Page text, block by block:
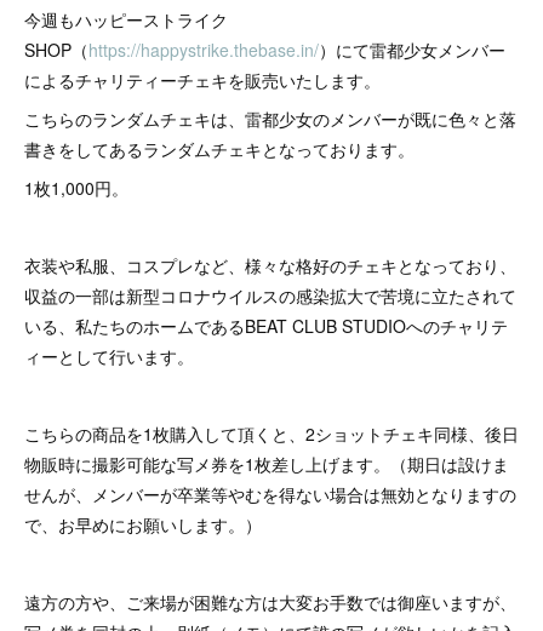
今週もハッピーストライク
SHOP（https://happystrike.thebase.in/）にて雷都少女メンバー
によるチャリティーチェキを販売いたします。
こちらのランダムチェキは、雷都少女のメンバーが既に色々と落
書きをしてあるランダムチェキとなっております。
1枚1,000円。
衣装や私服、コスプレなど、様々な格好のチェキとなっており、
収益の一部は新型コロナウイルスの感染拡大で苦境に立たされて
いる、私たちのホームであるBEAT CLUB STUDIOへのチャリテ
ィーとして行います。
こちらの商品を1枚購入して頂くと、2ショットチェキ同様、後日
物販時に撮影可能な写メ券を1枚差し上げます。（期日は設けま
せんが、メンバーが卒業等やむを得ない場合は無効となりますの
で、お早めにお願いします。）
遠方の方や、ご来場が困難な方は大変お手数では御座いますが、